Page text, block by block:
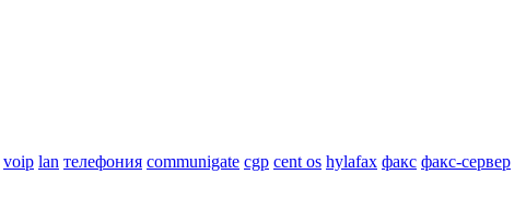
voip lan телефония communigate cgp cent os hylafax факс факс-сервер